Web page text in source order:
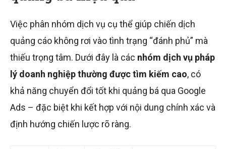
Việc phân nhóm dịch vụ cụ thể giúp chiến dịch
quảng cáo không rơi vào tình trạng “đánh phủ” mà
thiếu trọng tâm. Dưới đây là các nhóm dịch vụ pháp
lý doanh nghiệp thường được tìm kiếm cao, có
khả năng chuyển đổi tốt khi quảng bá qua Google
Ads – đặc biệt khi kết hợp với nội dung chính xác và
định hướng chiến lược rõ ràng.